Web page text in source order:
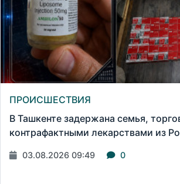
ПРОИСШЕСТВИЯ
В Ташкенте задержана семья,
контрафактными лекарствами из
03.08.2026 09:49 0